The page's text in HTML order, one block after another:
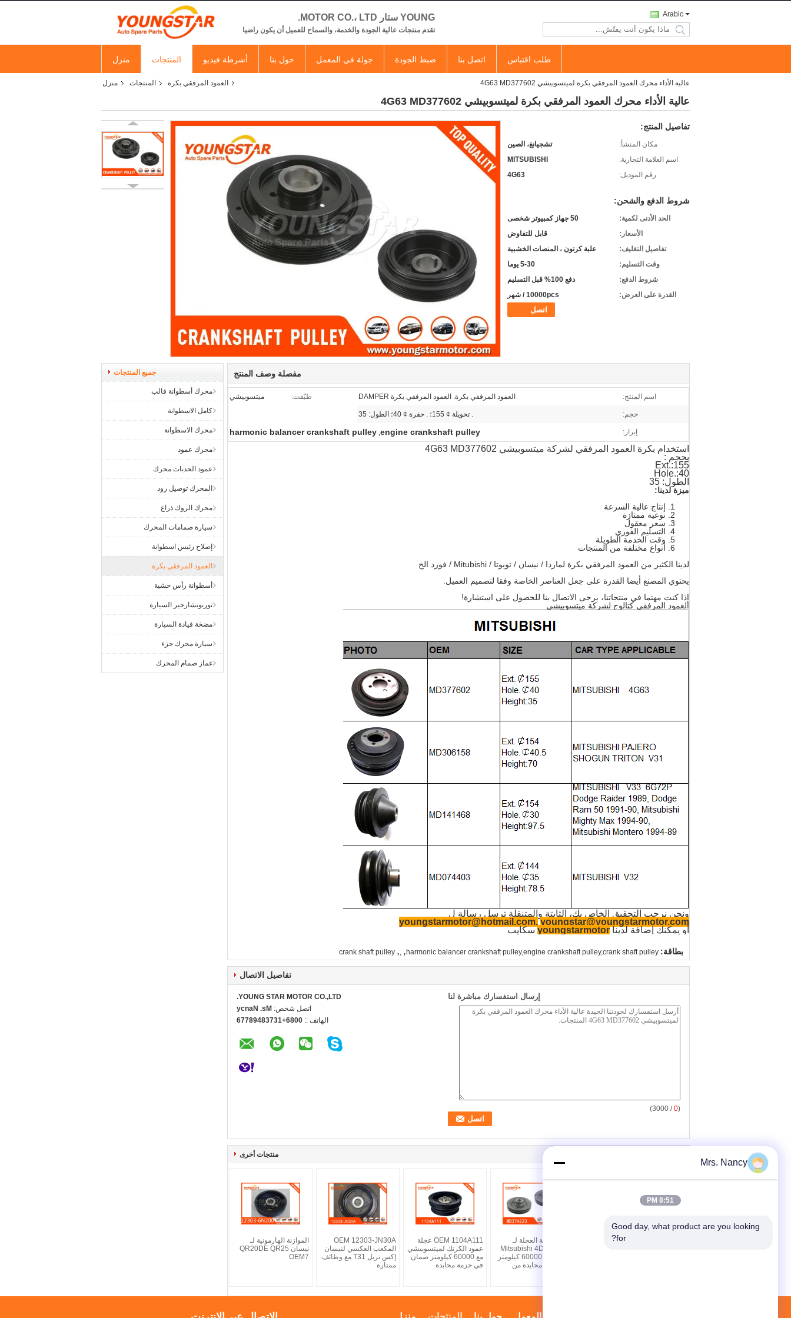
YOUNG ستار MOTOR CO.، LTD.
تقدم منتجات عالية الجودة والخدمة، والسماح للعميل أن يكون راضيا
Arabic
search
منزل المنتجات أشرطة فيديو حول بنا جولة في المعمل ضبط الجودة اتصل بنا طلب اقتباس
منزل المنتجات العمود المرفقي بكرة عالية الأداء محرك العمود المرفقي بكرة لميتسوبيشي 4G63 MD377602
عالية الأداء محرك العمود المرفقي بكرة لميتسوبيشي 4G63 MD377602
تفاصيل المنتج:
مكان المنشأ:
تشجيانغ، الصين
اسم العلامة التجارية:
MITSUBISHI
رقم الموديل:
4G63
شروط الدفع والشحن:
الحد الأدنى لكمية:
50 جهاز كمبيوتر شخصى
الأسعار:
قابل للتفاوض
تفاصيل التغليف:
علبة كرتون ، المنصات الخشبية
وقت التسليم:
5-30 يوما
شروط الدفع:
دفع 100% قبل التسليم
القدرة على العرض:
10000pcs / شهر
اتصل
جميع المنتجات
محرك أسطوانة قالب
كامل الاسطوانة
محرك الاسطوانة
محرك عمود
عمود الحدبات محرك
المحرك توصيل رود
محرك الروك ذراع
سيارة صمامات المحرك
إصلاح رئيس اسطوانة
العمود المرفقي بكرة
أسطوانة رأس حشية
توربوتشارجير السيارة
مضخة قيادة السيارة
سيارة محرك جزء
غماز صمام المحرك
مفصلة وصف المنتج
اسم المنتج: العمود المرفقي بكرة. العمود المرفقي بكرة DAMPER طبّقت: ميتسوبيشي
حجم: . تحويلة ¢ 155؛ . حفرة ¢ 40؛ الطول: 35
إبراز: engine crankshaft pulley
,
harmonic balancer crankshaft pulley
استخدام بكرة العمود المرفقي لشركة ميتسوبيشي 4G63 MD377602
بحجم :
Ext.:155
Hole.:40
الطول: 35
ميزة لدينا:
إنتاج عالية السرعة
نوعية ممتازة
سعر معقول
التسليم الفوري
وقت الخدمة الطويلة
أنواع مختلفة من المنتجات
لدينا الكثير من العمود المرفقي بكرة لمازدا / نيسان / تويوتا / Mitubishi / فورد الخ
يحتوي المصنع أيضا القدرة على جعل العناصر الخاصة وفقا لتصميم العميل.
إذا كنت مهتما في منتجاتنا، يرجى الاتصال بنا للحصول على استشارة!
العمود المرفقي كتالوج لشركة ميتسوبيشي
ونحن نرحب التحقيق الخاص بك، الثابتة والمتنقلة ترسل رسالة ل
youngstarmotor@hotmail.com. youngstar@youngstarmotor.com
أو يمكنك إضافة لديناyoungstarmotorسكايب
بطاقة: harmonic balancer crankshaft pulley,engine crankshaft pulley,crank shaft pulley
,
,
,
crank shaft pulley
تفاصيل الاتصال
YOUNG STAR MOTOR CO.,LTD.
اتصل شخص: Ms. Nancy
الهاتف :: 0086+13738498776
إرسال استفسارك مباشرة لنا
(
0
/ 3000)
منتجات أخرى
الموازنة الهارمونية لـ
نيسان QR20DE QR25
OEM7
OEM 12303-JN30A
المكعب العكسي لنيسان
إكس تريل T31 مع وظائف
ممتازة
OEM 1104A111 عجلة
عمود الكرنك لميتسوبيشي
مع 60000 كيلومتر ضمان
في حزمة محايدة
عجلة عجلة العجلة لـ
Mitsubishi 4D56 L200
مع ضمان 60000 كيلومتر
في حزمة محايدة من
عجلة العجلة OEM
Mrs. Nancy
8:51 PM
Good day, what product are you looking
for?